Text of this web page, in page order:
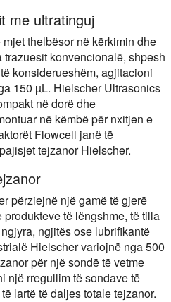
me ultratinguj
thelbësor në kërkimin dhe
konvencionalë, shpesh
konsiderueshëm, agjitacioni
150 µL. Hielscher Ultrasonics
në dorë dhe
në këmbë për nxitjen e
Flowcell janë të
tejzanor Hielscher.
përziejnë një gamë të gjerë
të lëngshme, të tilla
ngjitës ose lubrifikantë
Hielscher variojnë nga 500
për një sondë të vetme
një rregullim të sondave të
lartë të daljes totale tejzanor.